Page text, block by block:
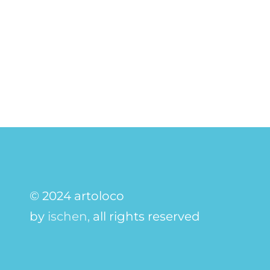
© 2024 artoloco
by ischen, all rights reserved